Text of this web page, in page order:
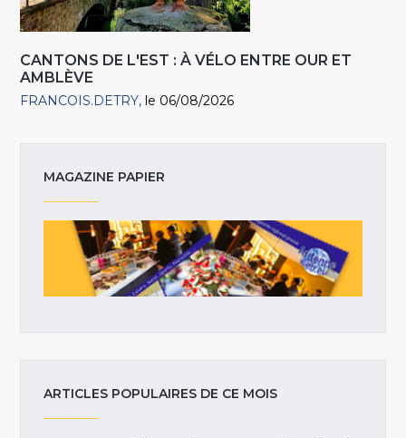
CANTONS DE L'EST : À VÉLO ENTRE OUR ET
AMBLÈVE
FRANCOIS.DETRY le 06/08/2026
MAGAZINE PAPIER
ARTICLES POPULAIRES DE CE MOIS